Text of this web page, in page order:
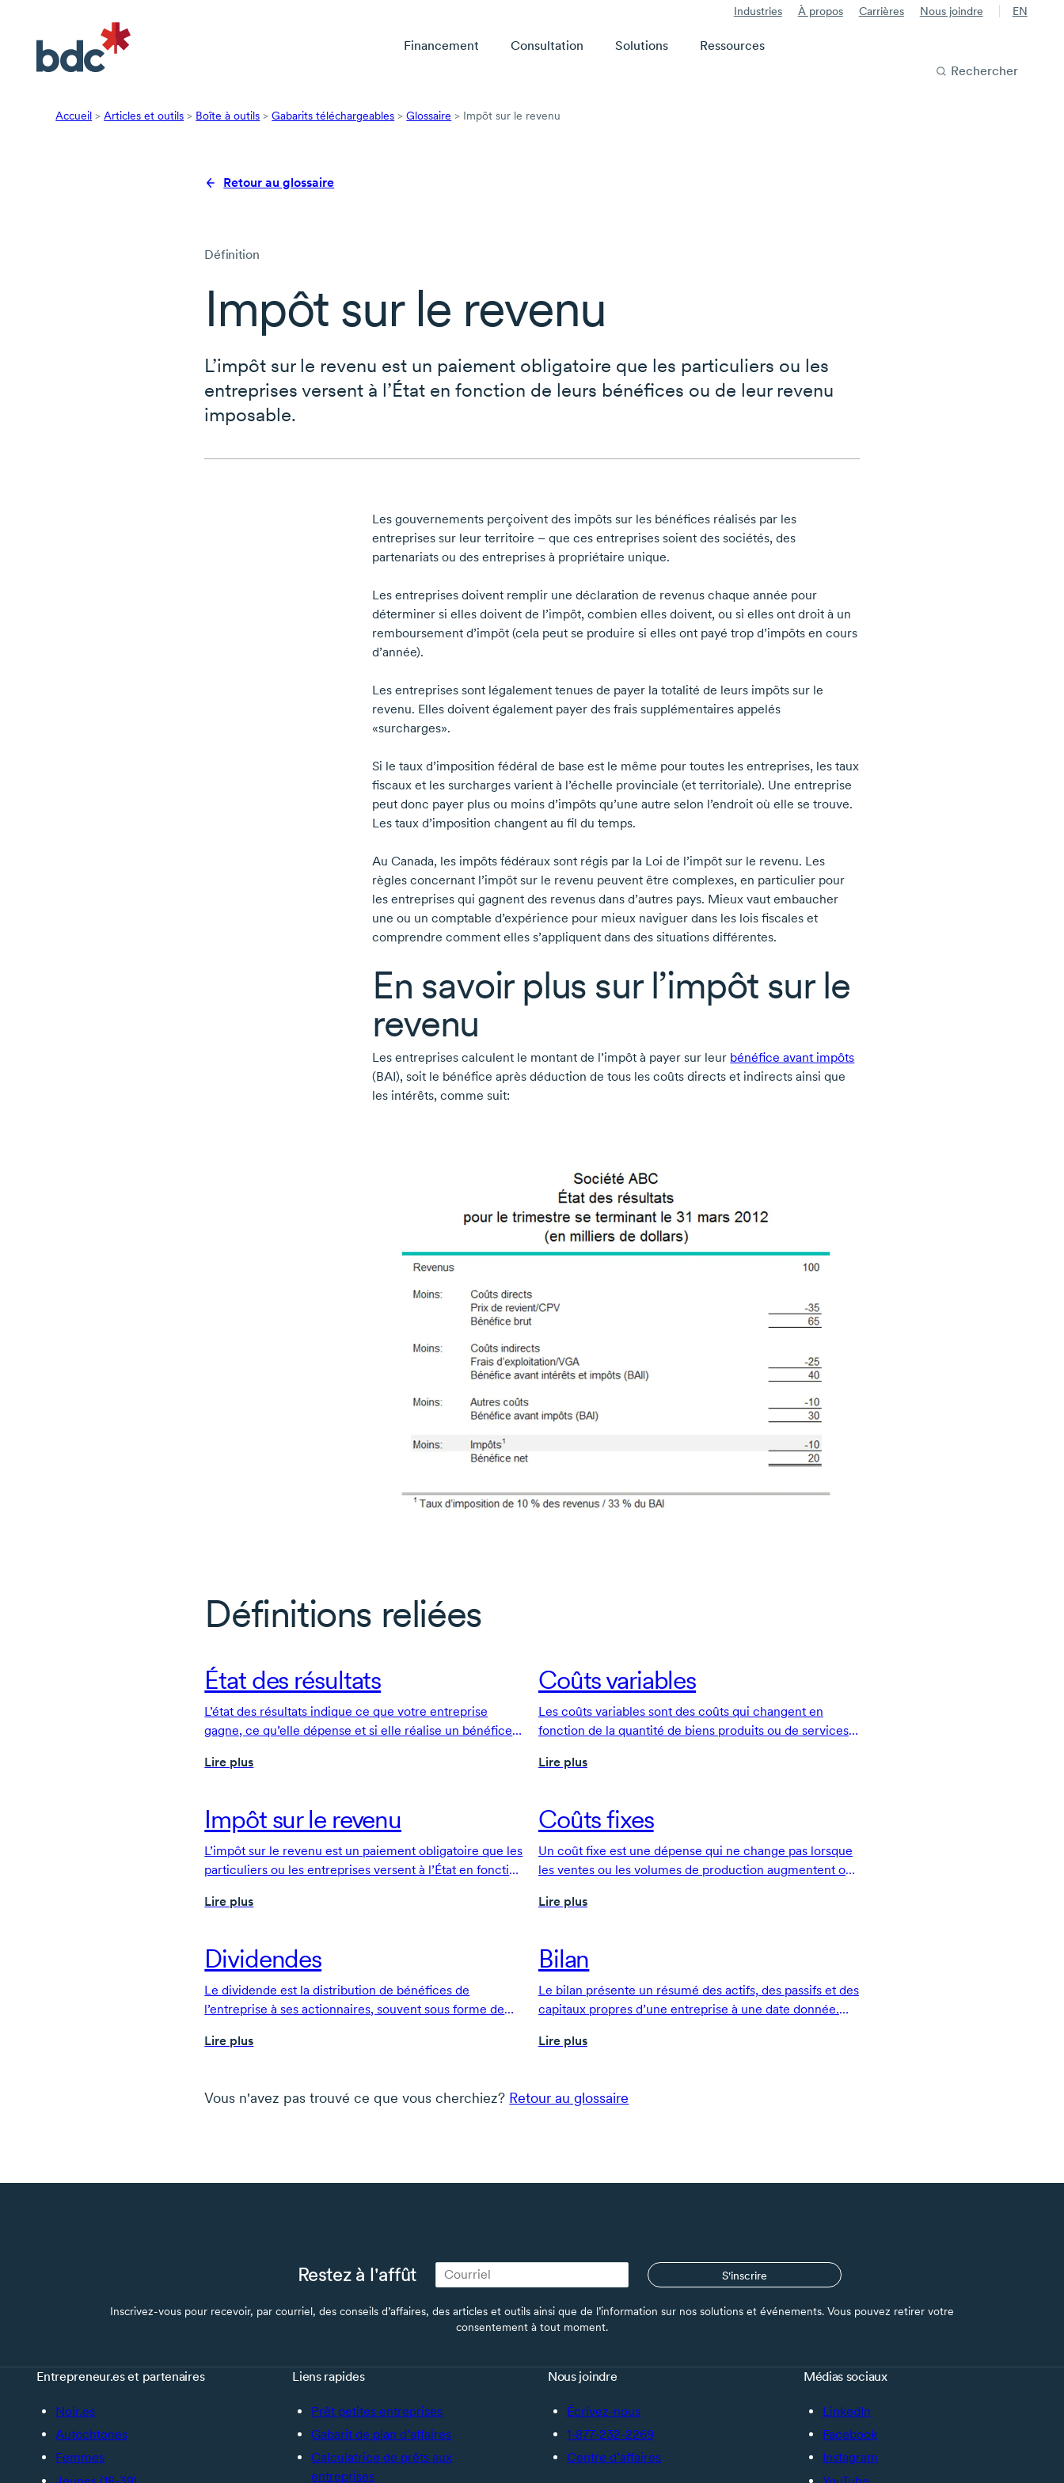
Industries À propos Carrières Nous joindre EN
Financement Consultation Solutions
Ressources
Rechercher
Accueil > Articles et outils > Boîte à outils > Gabarits téléchargeables > Glossaire > Impôt sur le revenu
Retour au glossaire
Définition
Impôt sur le revenu
L’impôt sur le revenu est un paiement obligatoire que les particuliers ou les
entreprises versent à l’État en fonction de leurs bénéfices ou de leur revenu
imposable.
Les gouvernements perçoivent des impôts sur les bénéfices réalisés par les
entreprises sur leur territoire – que ces entreprises soient des sociétés, des
partenariats ou des entreprises à propriétaire unique.
Les entreprises doivent remplir une déclaration de revenus chaque année pour
déterminer si elles doivent de l’impôt, combien elles doivent, ou si elles ont droit à un
remboursement d’impôt (cela peut se produire si elles ont payé trop d’impôts en cours
d’année).
Les entreprises sont légalement tenues de payer la totalité de leurs impôts sur le
revenu. Elles doivent également payer des frais supplémentaires appelés
«surcharges».
Si le taux d’imposition fédéral de base est le même pour toutes les entreprises, les taux
fiscaux et les surcharges varient à l’échelle provinciale (et territoriale). Une entreprise
peut donc payer plus ou moins d’impôts qu’une autre selon l’endroit où elle se trouve.
Les taux d’imposition changent au fil du temps.
Au Canada, les impôts fédéraux sont régis par la Loi de l’impôt sur le revenu. Les
règles concernant l’impôt sur le revenu peuvent être complexes, en particulier pour
les entreprises qui gagnent des revenus dans d’autres pays. Mieux vaut embaucher
une ou un comptable d’expérience pour mieux naviguer dans les lois fiscales et
comprendre comment elles s’appliquent dans des situations différentes.
En savoir plus sur l’impôt sur le
revenu
Les entreprises calculent le montant de l’impôt à payer sur leur bénéfice avant impôts
(BAI), soit le bénéfice après déduction de tous les coûts directs et indirects ainsi que
les intérêts, comme suit:
Définitions reliées
État des résultats
L’état des résultats indique ce que votre entreprise
gagne, ce qu’elle dépense et si elle réalise un bénéfice
fondamentaux des états financiers de votre entreprise.
Lire plus
Coûts variables
Les coûts variables sont des coûts qui changent en
fonction de la quantité de biens produits ou de services
Lire plus
Impôt sur le revenu
L’impôt sur le revenu est un paiement obligatoire que les
particuliers ou les entreprises versent à l’État en fonction
Lire plus
Coûts fixes
Un coût fixe est une dépense qui ne change pas lorsque
les ventes ou les volumes de production augmentent ou
Lire plus
Dividendes
Le dividende est la distribution de bénéfices de
l’entreprise à ses actionnaires, souvent sous forme de
Lire plus
Bilan
Le bilan présente un résumé des actifs, des passifs et des
capitaux propres d’une entreprise à une date donnée.
les états financiers d’une entreprise.
Lire plus
Vous n'avez pas trouvé ce que vous cherchiez? Retour au glossaire
Restez à l'affût S'inscrire
Inscrivez-vous pour recevoir, par courriel, des conseils d’affaires, des articles et outils ainsi que de l’information sur nos solutions et événements. Vous pouvez retirer votre
consentement à tout moment.
Entrepreneur.es et partenaires
Noir.es
Autochtones
Femmes
Liens rapides
Prêt petites entreprises
Gabarit de plan d’affaires
Calculatrice de prêts aux
entreprises
Nous joindre
Écrivez-nous
1-877-232-2269
Centre d’affaires
Médias sociaux
LinkedIn
Facebook
Instagram